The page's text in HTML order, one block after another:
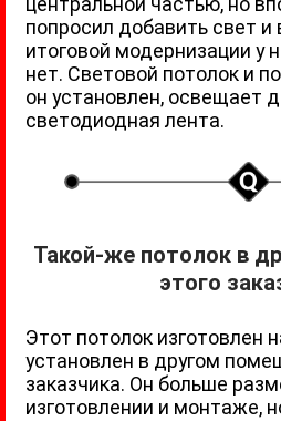
попросил добавить свет и
итоговой модернизации у
нет. Световой потолок и
он установлен, освещает
светодиодная лента.
Такой-же потолок в
этого
Этот потолок изготовлен
установлен в другом
заказчика. Он больше
изготовлении и монтаже,